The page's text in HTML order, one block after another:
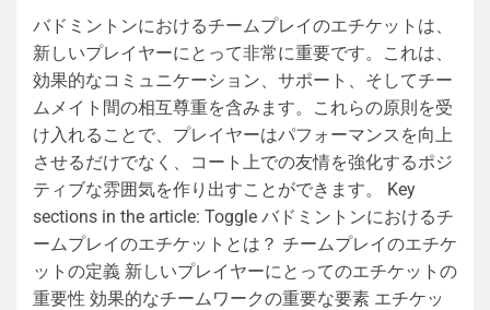
バドミントンにおけるチームプレイのエチケットは、
新しいプレイヤーにとって非常に重要です。これは、
効果的なコミュニケーション、サポート、そしてチー
ムメイト間の相互尊重を含みます。これらの原則を受
け入れることで、プレイヤーはパフォーマンスを向上
させるだけでなく、コート上での友情を強化するポジ
ティブな雰囲気を作り出すことができます。 Key
sections in the article: Toggle バドミントンにおけるチ
ームプレイのエチケットとは？ チームプレイのエチケ
ットの定義 新しいプレイヤーにとってのエチケットの
重要性 効果的なチームワークの重要な要素 エチケッ